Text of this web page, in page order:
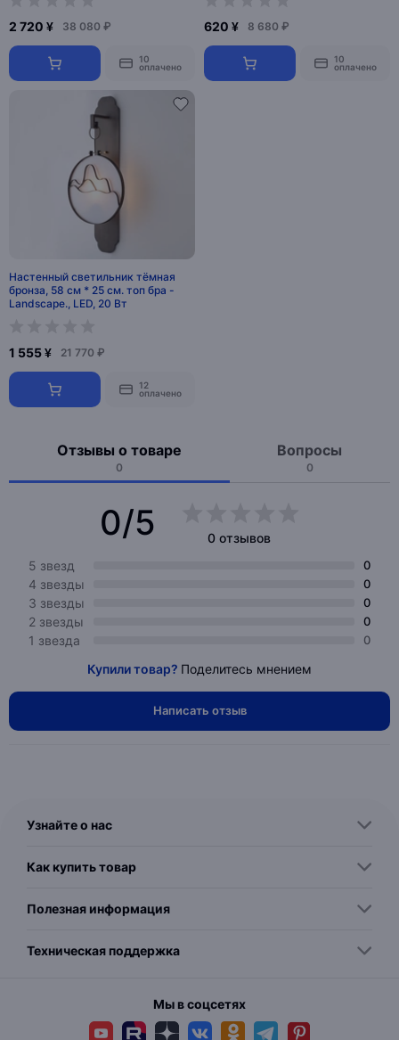
2 720 ¥ 38 080 ₽
10
оплачено
620 ¥ 8 680 ₽
10
оплачено
Настенный светильник тёмная
бронза, 58 см * 25 см. топ бра -
Landscape., LED, 20 Вт
1 555 ¥ 21 770 ₽
12
оплачено
Отзывы о товаре
0
Вопросы
0
0/5
0 отзывов
5 звезд
0
4 звезды 0
3 звезды 0
2 звезды 0
1 звезда 0
Купили товар? Поделитесь мнением
Написать отзыв
Узнайте о нас
Как купить товар
Полезная информация
Техническая поддержка
Мы в соцсетях